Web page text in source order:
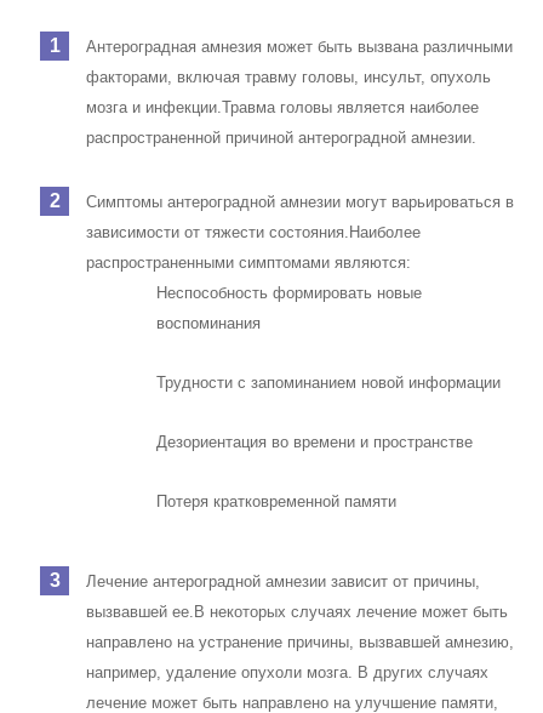
Антероградная амнезия может быть вызвана различными
факторами, включая травму головы, инсульт, опухоль
мозга и инфекции.Травма головы является наиболее
распространенной причиной антероградной амнезии.
Симптомы антероградной амнезии могут варьироваться в
зависимости от тяжести состояния. Наиболее
распространенными симптомами являются:
Неспособность формировать новые
воспоминания
Трудности с запоминанием новой информации
Дезориентация во времени и пространстве
Потеря кратковременной памяти
Лечение антероградной амнезии зависит от причины,
вызвавшей ее. В некоторых случаях лечение может быть
направлено на устранение причины, вызвавшей амнезию,
например, удаление опухоли мозга. В других случаях
лечение может быть направлено на улучшение памяти,